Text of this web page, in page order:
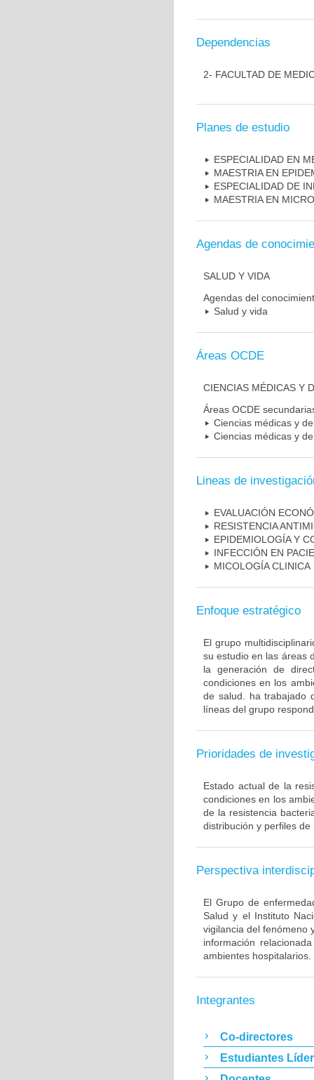
Dependencias
2- FACULTAD DE
Planes de estudio
ESPECIALIDAD EN
MAESTRIA EN
ESPECIALIDAD DE
MAESTRIA EN
Agendas de
SALUD Y VIDA
Agendas del
Salud y vida
Áreas OCDE
CIENCIAS MÉDICAS Y
Áreas OCDE
Ciencias médicas y
Ciencias médicas y
Lineas de
EVALUACIÓN
RESISTENCIA
EPIDEMIOLOGÍA Y
INFECCIÓN EN
MICOLOGÍA CLINICA
Enfoque estratégico
El grupo
su estudio en las áreas
la generación de
condiciones en los
de salud. ha trabajado
líneas del grupo
Prioridades de
Estado actual de la
condiciones en los
de la resistencia
distribución y perfiles de
Perspectiva
El Grupo de
Salud y el Instituto
vigilancia del fenómeno
información
ambientes hospitalarios.
Integrantes
Co-directores
Estudiantes